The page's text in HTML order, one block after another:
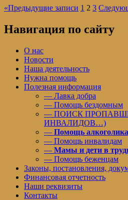
«Предыдущие записи 1 2 3
Навигация по сайту
О нас
Новости
Наша деятельность
Нужна помощь
Полезная информация
— Лавка добра
— Помощь бездомным
— ПОИСК
ИНВАЛИДОВ…)
— Помощь
— Помощь инвалидам
— Мамы и дети в
— Помощь беженцам
Законы, постановления,
Финансовая отчетность
Наши реквизиты
Контакты